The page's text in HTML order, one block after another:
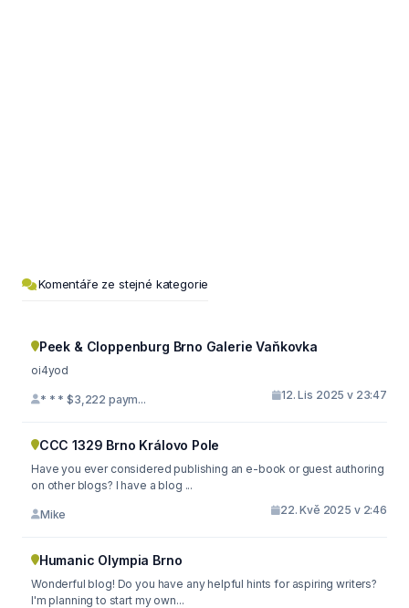
Komentáře ze stejné kategorie
Peek & Cloppenburg Brno Galerie Vaňkovka
oi4yod
* * * $3,222 paym... 12. Lis 2025 v 23:47
CCC 1329 Brno Královo Pole
Have you ever considered publishing an e-book or guest authoring
on other blogs? I have a blog ...
Mike 22. Kvě 2025 v 2:46
Humanic Olympia Brno
Wonderful blog! Do you have any helpful hints for aspiring writers?
I'm planning to start my own...